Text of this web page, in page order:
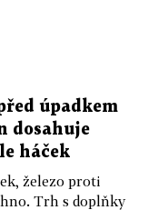
úpadkem
dosahuje
háček
železo proti
Trh s doplňky